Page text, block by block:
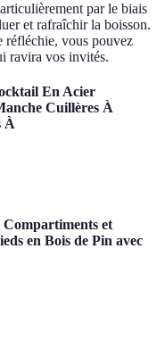
par le biais
et rafraîchir la boisson.
réfléchie, vous pouvez
ravira vos invités.
En Acier
Cuillères À
À
Compartiments et
en Bois de Pin avec